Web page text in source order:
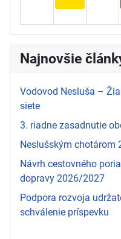
Najnovšie
Vodovod Nesluša –
siete
3. riadne zasadnutie
Neslušským chotárom
Návrh cestovného
dopravy 2026/2027
Podpora rozvoja
schválenie príspevku